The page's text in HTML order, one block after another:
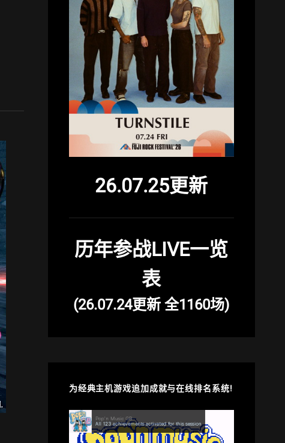
26.07.25更新
历年参战LIVE一览
表
(26.07.24更新 全1160场)
为经典主机游戏追加成就与在线排名系统!